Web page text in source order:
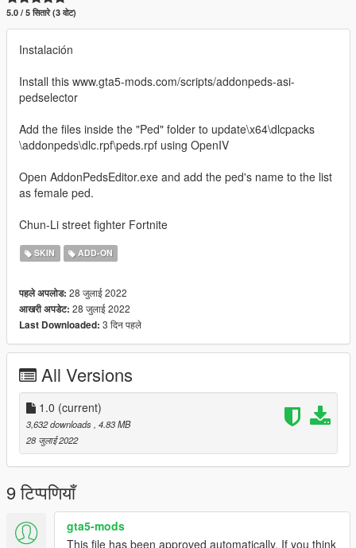
5.0 / 5 सितारे (3 वोट)
Instalación
Install this www.gta5-mods.com/scripts/addonpeds-asi-
pedselector
Add the files inside the "Ped" folder to update\x64\dlcpacks
\addonpeds\dlc.rpf\peds.rpf using OpenIV
Open AddonPedsEditor.exe and add the ped's name to the list
as female ped.
Chun-Li street fighter Fortnite
SKIN ADD-ON
पहले अपलोड: 28 जुलाई 2022
आखरी अपडेट: 28 जुलाई 2022
Last Downloaded: 3 दिन पहले
All Versions
1.0 (current)
3,632 downloads , 4.83 MB
28 जुलाई 2022
9 टिप्पणियाँ
gta5-mods
This file has been approved automatically. If you think